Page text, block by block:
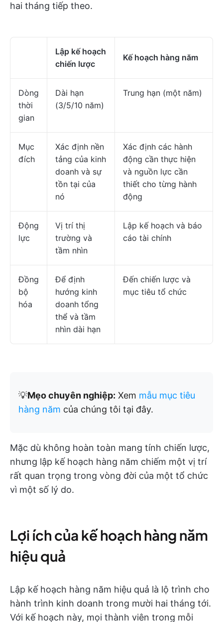
hai tháng tiếp theo.
Lập kế hoạch
chiến lược
Kế hoạch hàng năm
Dòng
thời
gian
Dài hạn
(3/5/10 năm)
Trung hạn (một năm)
Mục
đích
Xác định nền
tảng của kinh
doanh và sự
tồn tại của
nó
Xác định các hành
động cần thực hiện
và nguồn lực cần
thiết cho từng hành
động
Động
lực
Vị trí thị
trường và
tầm nhìn
Lập kế hoạch và báo
cáo tài chính
Đồng
bộ
hóa
Để định
hướng kinh
doanh tổng
thể và tầm
nhìn dài hạn
Đến chiến lược và
mục tiêu tổ chức
💡Mẹo chuyên nghiệp: Xem mẫu mục tiêu
hàng năm của chúng tôi tại đây.
Mặc dù không hoàn toàn mang tính chiến lược,
nhưng lập kế hoạch hàng năm chiếm một vị trí
rất quan trọng trong vòng đời của một tổ chức
vì một số lý do.
Lợi ích của kế hoạch hàng năm
hiệu quả
Lập kế hoạch hàng năm hiệu quả là lộ trình cho
hành trình kinh doanh trong mười hai tháng tới.
Với kế hoạch này, mọi thành viên trong mỗi